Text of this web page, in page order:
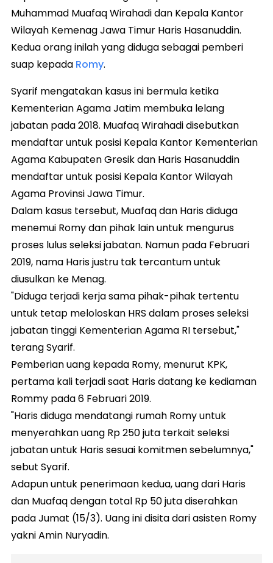
Muhammad Muafaq Wirahadi dan Kepala Kantor
Wilayah Kemenag Jawa Timur Haris Hasanuddin.
Kedua orang inilah yang diduga sebagai pemberi
suap kepada Romy.
Syarif mengatakan kasus ini bermula ketika
Kementerian Agama Jatim membuka lelang
jabatan pada 2018. Muafaq Wirahadi disebutkan
mendaftar untuk posisi Kepala Kantor Kementerian
Agama Kabupaten Gresik dan Haris Hasanuddin
mendaftar untuk posisi Kepala Kantor Wilayah
Agama Provinsi Jawa Timur.
Dalam kasus tersebut, Muafaq dan Haris diduga
menemui Romy dan pihak lain untuk mengurus
proses lulus seleksi jabatan. Namun pada Februari
2019, nama Haris justru tak tercantum untuk
diusulkan ke Menag.
"Diduga terjadi kerja sama pihak-pihak tertentu
untuk tetap meloloskan HRS dalam proses seleksi
jabatan tinggi Kementerian Agama RI tersebut,"
terang Syarif.
Pemberian uang kepada Romy, menurut KPK,
pertama kali terjadi saat Haris datang ke kediaman
Rommy pada 6 Februari 2019.
"Haris diduga mendatangi rumah Romy untuk
menyerahkan uang Rp 250 juta terkait seleksi
jabatan untuk Haris sesuai komitmen sebelumnya,"
sebut Syarif.
Adapun untuk penerimaan kedua, uang dari Haris
dan Muafaq dengan total Rp 50 juta diserahkan
pada Jumat (15/3). Uang ini disita dari asisten Romy
yakni Amin Nuryadin.